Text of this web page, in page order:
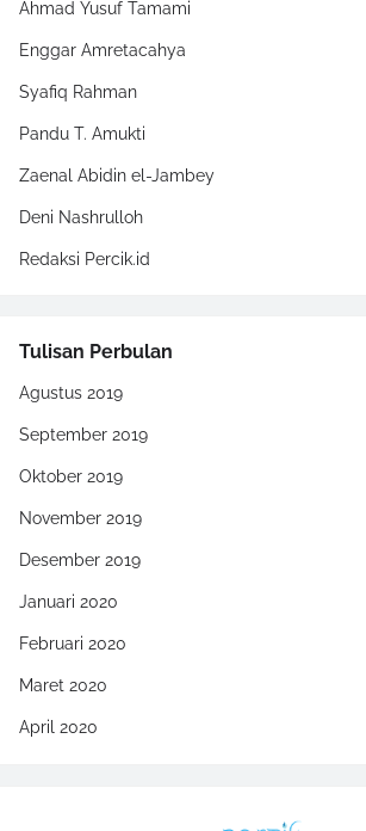
Ahmad Yusuf Tamami
Enggar Amretacahya
Syafiq Rahman
Pandu T. Amukti
Zaenal Abidin el-Jambey
Deni Nashrulloh
Redaksi Percik.id
Tulisan Perbulan
Agustus 2019
September 2019
Oktober 2019
November 2019
Desember 2019
Januari 2020
Februari 2020
Maret 2020
April 2020